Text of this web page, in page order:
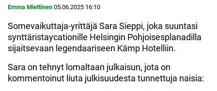
Emma Miettinen 05.06.2025 16:10
Somevaikuttaja-yrittäjä Sara Sieppi, joka suuntasi
synttäristaycationille Helsingin Pohjoisesplanadilla
sijaitsevaan legendaariseen Kämp Hotelliin.
Sara on tehnyt lomaltaan julkaisun, jota on
kommentoinut liuta julkisuudesta tunnettuja naisia: